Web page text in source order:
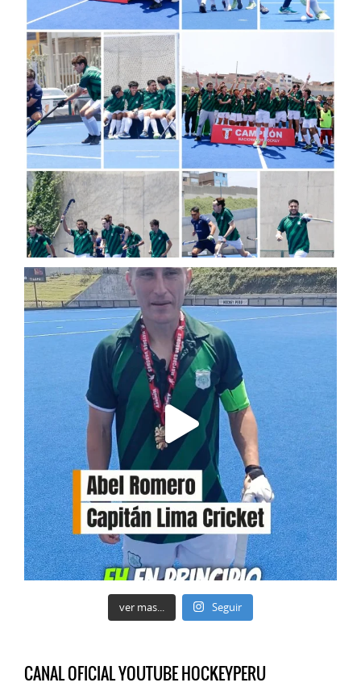
ver mas... Seguir
CANAL OFICIAL YOUTUBE HOCKEYPERU